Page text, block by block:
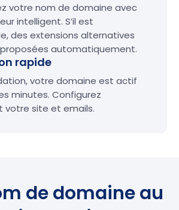
votre nom de domaine avec
intelligent. S’il est
des extensions alternatives
automatiquement.
rapide
votre domaine est actif
minutes. Configurez
votre site et emails.
de domaine au